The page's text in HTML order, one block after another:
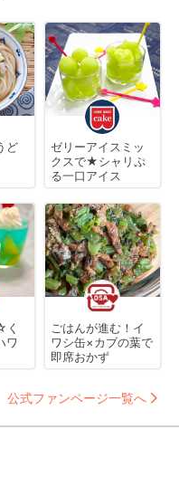
ど
ゼリーアイスミッ
クスで★シャリぷ
る一口アイス
く
ワ
ごはんが進む！イ
ワシ缶×カブの葉で
即席おかず
公式ファンページ一覧へ